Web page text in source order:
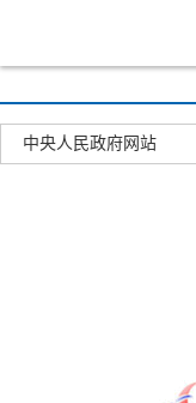
中央人民政府网站